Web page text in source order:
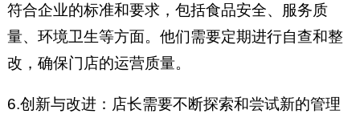
符合企业的标准和要求，包括食品安全、服务质
量、环境卫生等方面。他们需要定期进行自查和整
改，确保门店的运营质量。
6.创新与改进：店长需要不断探索和尝试新的管理